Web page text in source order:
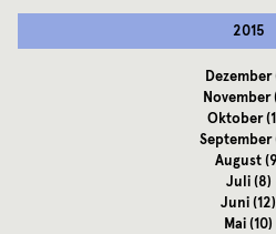
2015
Dezember
November
Oktober
September
August
Juli(8)
Juni(12)
Mai(10)